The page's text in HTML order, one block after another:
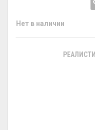
Нет в наличии